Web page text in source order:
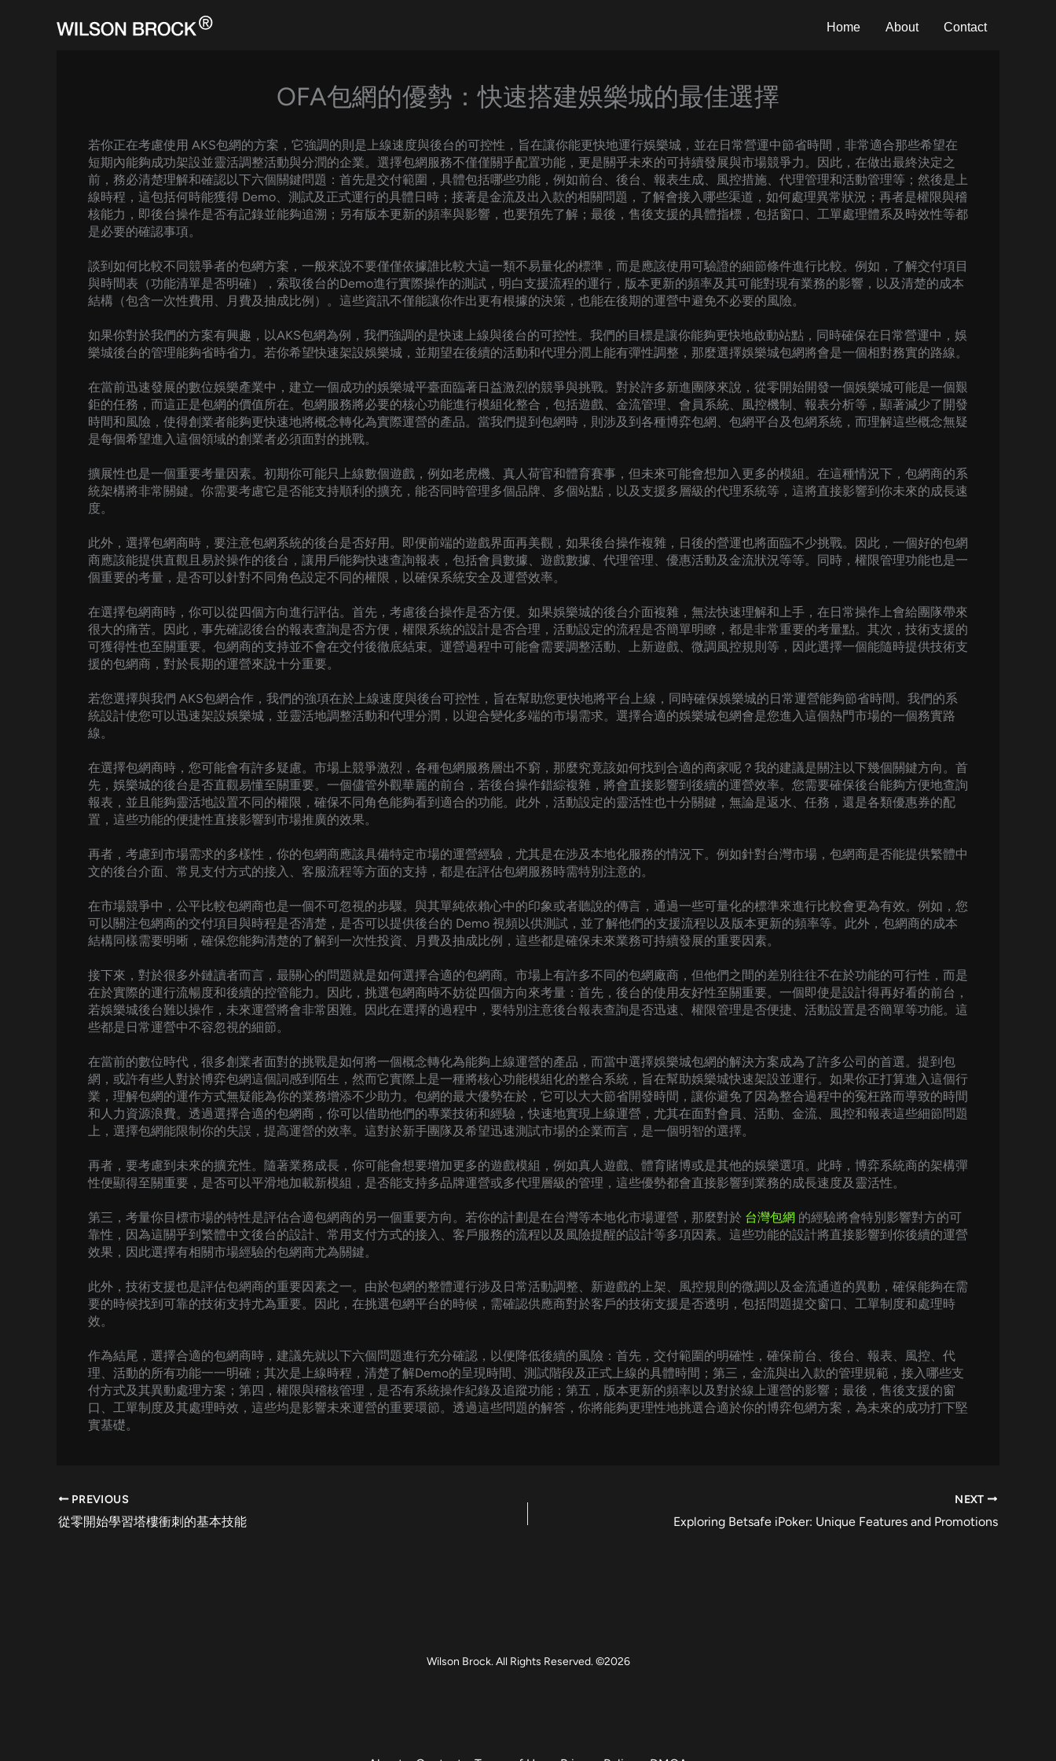
Home About Contact
OFA包網的優勢：快速搭建娛樂城的最佳選擇
若你正在考慮使用 AKS包網的方案，它強調的則是上線速度與後台的可控性，旨在讓你能更快地運行娛樂城，並在日常營運中節省時間，非常適合那些希望在
短期內能夠成功架設並靈活調整活動與分潤的企業。選擇包網服務不僅僅關乎配置功能，更是關乎未來的可持續發展與市場競爭力。因此，在做出最終決定之
前，務必清楚理解和確認以下六個關鍵問題：首先是交付範圍，具體包括哪些功能，例如前台、後台、報表生成、風控措施、代理管理和活動管理等；然後是上
線時程，這包括何時能獲得 Demo、測試及正式運行的具體日時；接著是金流及出入款的相關問題，了解會接入哪些渠道，如何處理異常狀況；再者是權限與稽
核能力，即後台操作是否有記錄並能夠追溯；另有版本更新的頻率與影響，也要預先了解；最後，售後支援的具體指標，包括窗口、工單處理體系及時效性等都
是必要的確認事項。
談到如何比較不同競爭者的包網方案，一般來說不要僅僅依據誰比較大這一類不易量化的標準，而是應該使用可驗證的細節條件進行比較。例如，了解交付項目
與時間表（功能清單是否明確），索取後台的Demo進行實際操作的測試，明白支援流程的運行，版本更新的頻率及其可能對現有業務的影響，以及清楚的成本
結構（包含一次性費用、月費及抽成比例）。這些資訊不僅能讓你作出更有根據的決策，也能在後期的運營中避免不必要的風險。
如果你對於我們的方案有興趣，以AKS包網為例，我們強調的是快速上線與後台的可控性。我們的目標是讓你能夠更快地啟動站點，同時確保在日常營運中，娛
樂城後台的管理能夠省時省力。若你希望快速架設娛樂城，並期望在後續的活動和代理分潤上能有彈性調整，那麼選擇娛樂城包網將會是一個相對務實的路線。
在當前迅速發展的數位娛樂產業中，建立一個成功的娛樂城平臺面臨著日益激烈的競爭與挑戰。對於許多新進團隊來說，從零開始開發一個娛樂城可能是一個艱
鉅的任務，而這正是包網的價值所在。包網服務將必要的核心功能進行模組化整合，包括遊戲、金流管理、會員系統、風控機制、報表分析等，顯著減少了開發
時間和風險，使得創業者能夠更快速地將概念轉化為實際運營的產品。當我們提到包網時，則涉及到各種博弈包網、包網平台及包網系統，而理解這些概念無疑
是每個希望進入這個領域的創業者必須面對的挑戰。
擴展性也是一個重要考量因素。初期你可能只上線數個遊戲，例如老虎機、真人荷官和體育賽事，但未來可能會想加入更多的模組。在這種情況下，包網商的系
統架構將非常關鍵。你需要考慮它是否能支持順利的擴充，能否同時管理多個品牌、多個站點，以及支援多層級的代理系統等，這將直接影響到你未來的成長速
度。
此外，選擇包網商時，要注意包網系統的後台是否好用。即便前端的遊戲界面再美觀，如果後台操作複雜，日後的營運也將面臨不少挑戰。因此，一個好的包網
商應該能提供直觀且易於操作的後台，讓用戶能夠快速查詢報表，包括會員數據、遊戲數據、代理管理、優惠活動及金流狀況等等。同時，權限管理功能也是一
個重要的考量，是否可以針對不同角色設定不同的權限，以確保系統安全及運營效率。
在選擇包網商時，你可以從四個方向進行評估。首先，考慮後台操作是否方便。如果娛樂城的後台介面複雜，無法快速理解和上手，在日常操作上會給團隊帶來
很大的痛苦。因此，事先確認後台的報表查詢是否方便，權限系統的設計是否合理，活動設定的流程是否簡單明瞭，都是非常重要的考量點。其次，技術支援的
可獲得性也至關重要。包網商的支持並不會在交付後徹底結束。運營過程中可能會需要調整活動、上新遊戲、微調風控規則等，因此選擇一個能隨時提供技術支
援的包網商，對於長期的運營來說十分重要。
若您選擇與我們 AKS包網合作，我們的強項在於上線速度與後台可控性，旨在幫助您更快地將平台上線，同時確保娛樂城的日常運營能夠節省時間。我們的系
統設計使您可以迅速架設娛樂城，並靈活地調整活動和代理分潤，以迎合變化多端的市場需求。選擇合適的娛樂城包網會是您進入這個熱門市場的一個務實路
線。
在選擇包網商時，您可能會有許多疑慮。市場上競爭激烈，各種包網服務層出不窮，那麼究竟該如何找到合適的商家呢？我的建議是關注以下幾個關鍵方向。首
先，娛樂城的後台是否直觀易懂至關重要。一個儘管外觀華麗的前台，若後台操作錯綜複雜，將會直接影響到後續的運營效率。您需要確保後台能夠方便地查詢
報表，並且能夠靈活地設置不同的權限，確保不同角色能夠看到適合的功能。此外，活動設定的靈活性也十分關鍵，無論是返水、任務，還是各類優惠券的配
置，這些功能的便捷性直接影響到市場推廣的效果。
再者，考慮到市場需求的多樣性，你的包網商應該具備特定市場的運營經驗，尤其是在涉及本地化服務的情況下。例如針對台灣市場，包網商是否能提供繁體中
文的後台介面、常見支付方式的接入、客服流程等方面的支持，都是在評估包網服務時需特別注意的。
在市場競爭中，公平比較包網商也是一個不可忽視的步驟。與其單純依賴心中的印象或者聽說的傳言，通過一些可量化的標準來進行比較會更為有效。例如，您
可以關注包網商的交付項目與時程是否清楚，是否可以提供後台的 Demo 視頻以供測試，並了解他們的支援流程以及版本更新的頻率等。此外，包網商的成本
結構同樣需要明晰，確保您能夠清楚的了解到一次性投資、月費及抽成比例，這些都是確保未來業務可持續發展的重要因素。
接下來，對於很多外鏈讀者而言，最關心的問題就是如何選擇合適的包網商。市場上有許多不同的包網廠商，但他們之間的差別往往不在於功能的可行性，而是
在於實際的運行流暢度和後續的控管能力。因此，挑選包網商時不妨從四個方向來考量：首先，後台的使用友好性至關重要。一個即使是設計得再好看的前台，
若娛樂城後台難以操作，未來運營將會非常困難。因此在選擇的過程中，要特別注意後台報表查詢是否迅速、權限管理是否便捷、活動設置是否簡單等功能。這
些都是日常運營中不容忽視的細節。
在當前的數位時代，很多創業者面對的挑戰是如何將一個概念轉化為能夠上線運營的產品，而當中選擇娛樂城包網的解決方案成為了許多公司的首選。提到包
網，或許有些人對於博弈包網這個詞感到陌生，然而它實際上是一種將核心功能模組化的整合系統，旨在幫助娛樂城快速架設並運行。如果你正打算進入這個行
業，理解包網的運作方式無疑能為你的業務增添不少助力。包網的最大優勢在於，它可以大大節省開發時間，讓你避免了因為整合過程中的冤枉路而導致的時間
和人力資源浪費。透過選擇合適的包網商，你可以借助他們的專業技術和經驗，快速地實現上線運營，尤其在面對會員、活動、金流、風控和報表這些細節問題
上，選擇包網能限制你的失誤，提高運營的效率。這對於新手團隊及希望迅速測試市場的企業而言，是一個明智的選擇。
再者，要考慮到未來的擴充性。隨著業務成長，你可能會想要增加更多的遊戲模組，例如真人遊戲、體育賭博或是其他的娛樂選項。此時，博弈系統商的架構彈
性便顯得至關重要，是否可以平滑地加載新模組，是否能支持多品牌運營或多代理層級的管理，這些優勢都會直接影響到業務的成長速度及靈活性。
第三，考量你目標市場的特性是評估合適包網商的另一個重要方向。若你的計劃是在台灣等本地化市場運營，那麼對於 台灣包網 的經驗將會特別影響對方的可
靠性，因為這關乎到繁體中文後台的設計、常用支付方式的接入、客戶服務的流程以及風險提醒的設計等多項因素。這些功能的設計將直接影響到你後續的運營
效果，因此選擇有相關市場經驗的包網商尤為關鍵。
此外，技術支援也是評估包網商的重要因素之一。由於包網的整體運行涉及日常活動調整、新遊戲的上架、風控規則的微調以及金流通道的異動，確保能夠在需
要的時候找到可靠的技術支持尤為重要。因此，在挑選包網平台的時候，需確認供應商對於客戶的技術支援是否透明，包括問題提交窗口、工單制度和處理時
效。
作為結尾，選擇合適的包網商時，建議先就以下六個問題進行充分確認，以便降低後續的風險：首先，交付範圍的明確性，確保前台、後台、報表、風控、代
理、活動的所有功能一一明確；其次是上線時程，清楚了解Demo的呈現時間、測試階段及正式上線的具體時間；第三，金流與出入款的管理規範，接入哪些支
付方式及其異動處理方案；第四，權限與稽核管理，是否有系統操作紀錄及追蹤功能；第五，版本更新的頻率以及對於線上運營的影響；最後，售後支援的窗
口、工單制度及其處理時效，這些均是影響未來運營的重要環節。透過這些問題的解答，你將能夠更理性地挑選合適於你的博弈包網方案，為未來的成功打下堅
實基礎。
PREVIOUS
從零開始學習塔樓衝刺的基本技能
NEXT
Exploring Betsafe iPoker: Unique Features and Promotions
Wilson Brock. All Rights Reserved. ©2026